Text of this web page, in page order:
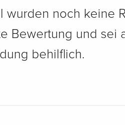
wurden noch keine
Bewertung und sei
behilflich.